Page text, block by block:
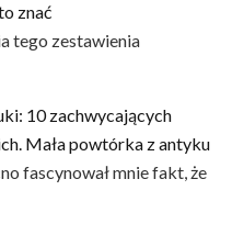
znać
tego zestawienia
10 zachwycających
Mała powtórka z antyku
fascynował mnie fakt, że